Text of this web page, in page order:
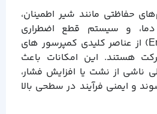
حفاظتی مانند شیر اطمینان،
دما، و سیستم قطع اضطراری
(Emergency Shutdown) از عناصر کلیدی کمپرسور های
هستند. این امکانات باعث
ناشی از نشت یا افزایش فشار،
و ایمنی فرآیند در سطحی بالا